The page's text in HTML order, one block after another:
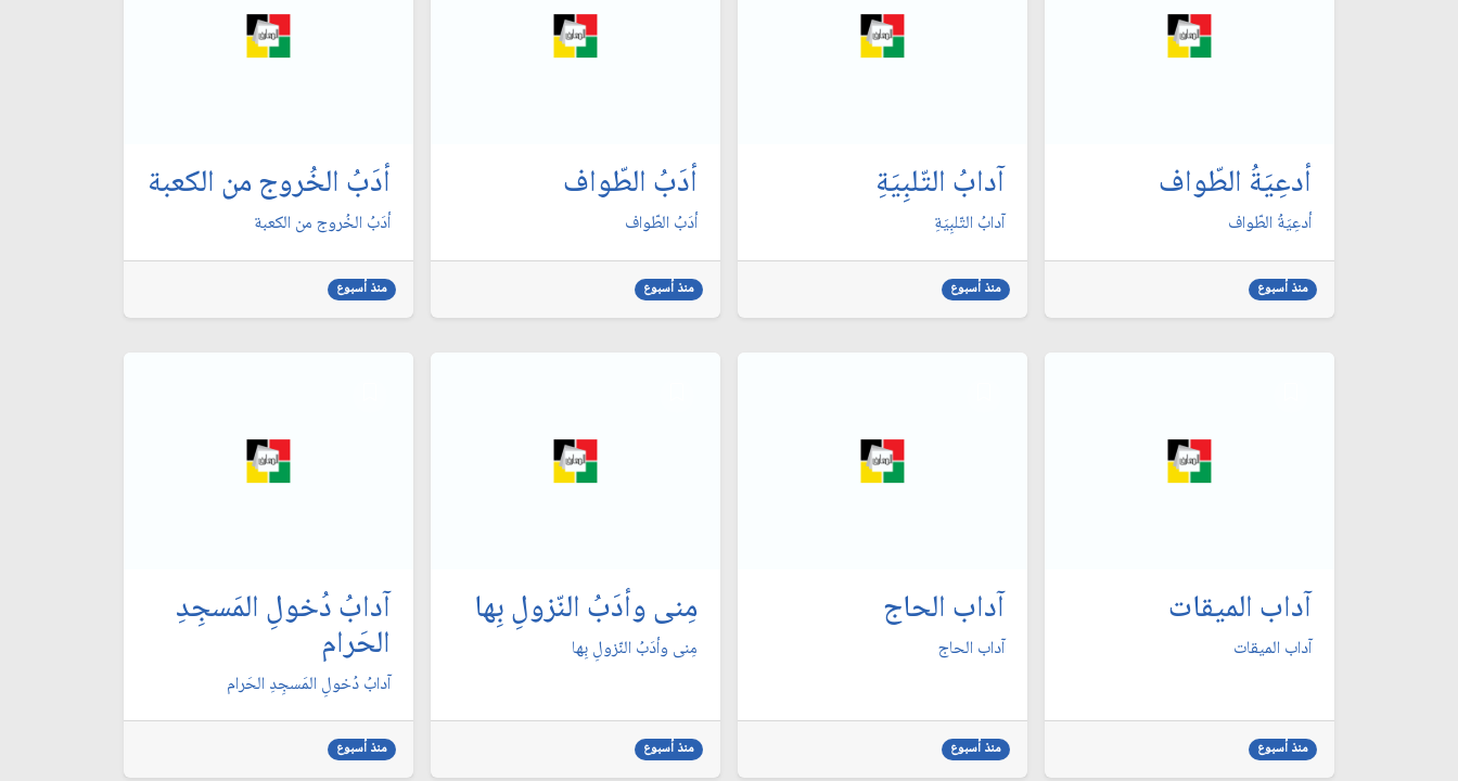
أدعِيَةُ الطّواف
أدعِيَةُ الطّواف
منذ أسبوع
آدابُ التّلبِيَةِ
آدابُ التّلبِيَةِ
منذ أسبوع
أدَبُ الطّواف
أدَبُ الطّواف
منذ أسبوع
أدَبُ الخُروج من الكعبة
أدَبُ الخُروج من الكعبة
منذ أسبوع
آداب الميقات
آداب الميقات
منذ أسبوع
آداب الحاج
آداب الحاج
منذ أسبوع
مِنى وأدَبُ النّزولِ بِها
مِنى وأدَبُ النّزولِ بِها
منذ أسبوع
آدابُ دُخولِ المَسجِدِ
الحَرام
آدابُ دُخولِ المَسجِدِ الحَرام
منذ أسبوع